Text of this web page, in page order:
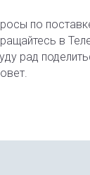
по
в
рад